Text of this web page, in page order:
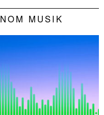
MUSIK